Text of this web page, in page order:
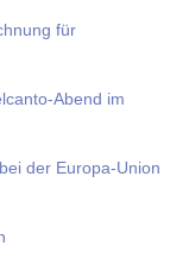
für
Abend im
der Europa-Union